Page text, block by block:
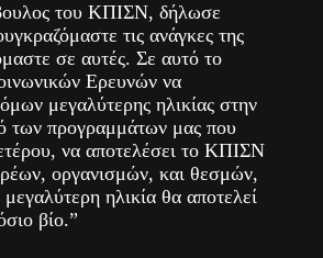
του ΚΠΙΣΝ, δήλωσε
τις ανάγκες της
σε αυτές. Σε αυτό το
Ερευνών να
μεγαλύτερης ηλικίας στην
των προγραμμάτων μας που
να αποτελέσει το ΚΠΙΣΝ
οργανισμών, και θεσμών,
ηλικία θα αποτελεί
βίο.”